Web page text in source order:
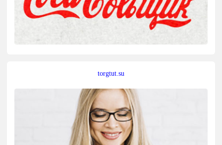
torgtut.su